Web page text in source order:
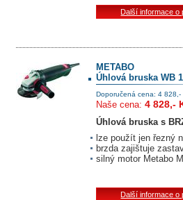
Další informace o
METABO
Úhlová bruska WB
Doporučená cena: 4 828,-
Naše cena: 4 828,-
Úhlová bruska s
lze použít jen řezný
brzda zajištuje
silný motor Metabo
Další informace o